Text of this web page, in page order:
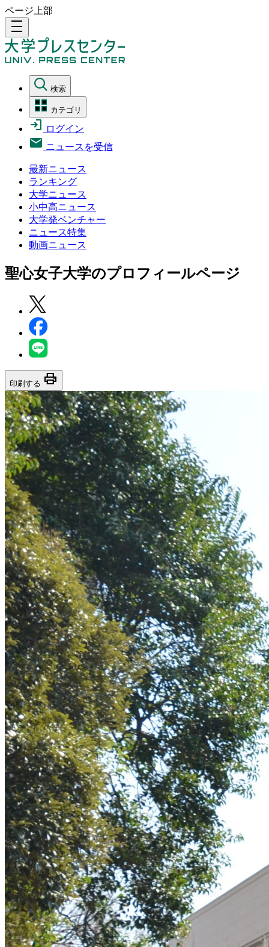
ページ上部
density_medium
検索
カテゴリ
ログイン
ニュースを受信
最新ニュース
ランキング
大学ニュース
小中高ニュース
大学発ベンチャー
ニュース特集
動画ニュース
聖心女子大学のプロフィールページ
印刷する print